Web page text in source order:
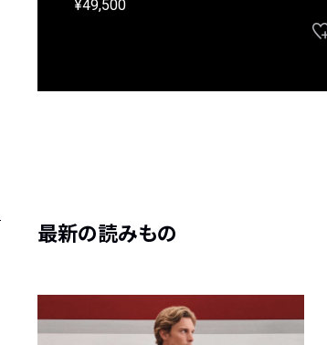
¥49,500
最新の読みもの